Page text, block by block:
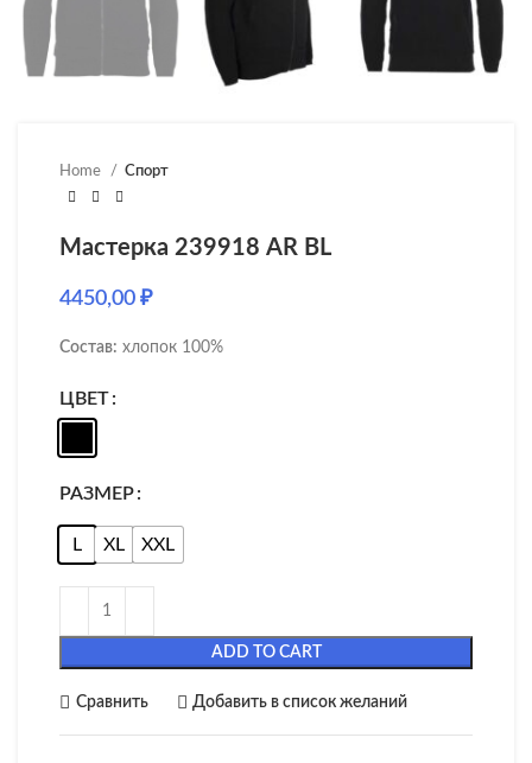
Home Спорт
Мастерка 239918 AR BL
4450,00 ₽
Состав: хлопок 100%
ЦВЕТ
РАЗМЕР
L XL XXL
ADD TO CART
Сравнить Добавить в список желаний